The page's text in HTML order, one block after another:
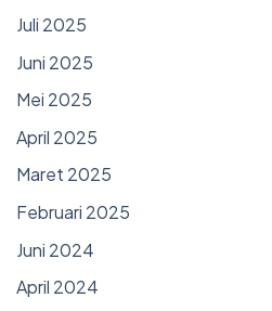
Juli 2025
Juni 2025
Mei 2025
April 2025
Maret 2025
Februari 2025
Juni 2024
April 2024